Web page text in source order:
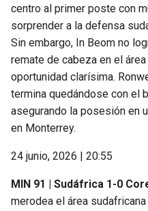
centro al primer poste con
sorprender a la defensa
Sin embargo, In Beom no
remate de cabeza en el
oportunidad clarísima.
termina quedándose con el
asegurando la posesión en
en Monterrey.
24 junio, 2026 | 20:55
MIN 91 | Sudáfrica 1-0
merodea el área